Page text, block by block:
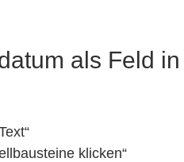
als Feld
klicken“